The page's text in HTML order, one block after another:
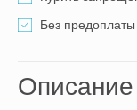
Без предоплаты
Описание